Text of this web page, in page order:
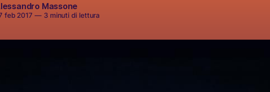
Massone
feb 2017 —3 minuti di lettura